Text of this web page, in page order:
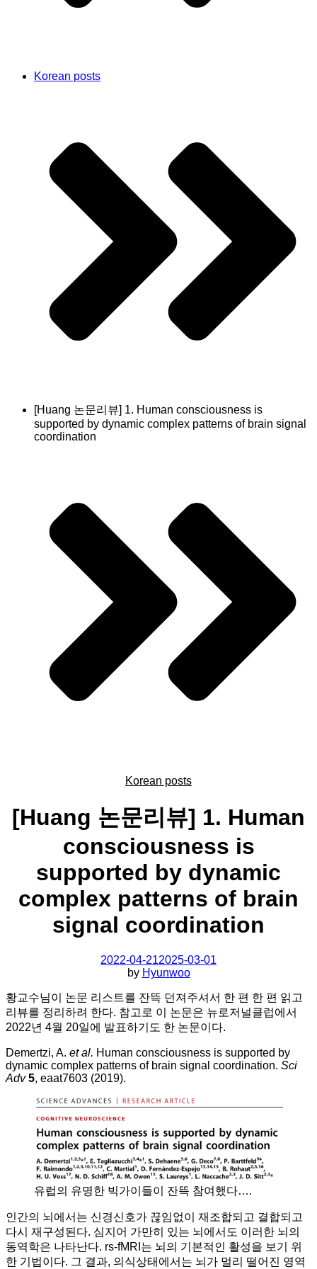
Korean posts
[Huang 논문리뷰] 1. Human consciousness is
supported by dynamic complex patterns of brain signal
coordination
Korean posts
[Huang 논문리뷰] 1. Human
consciousness is
supported by dynamic
complex patterns of brain
signal coordination
2022-04-212025-03-01
by Hyunwoo
황교수님이 논문 리스트를 잔뜩 던져주셔서 한 편 한 편 읽고
리뷰를 정리하려 한다. 참고로 이 논문은 뉴로저널클럽에서
2022년 4월 20일에 발표하기도 한 논문이다.
Demertzi, A. et al. Human consciousness is supported by
dynamic complex patterns of brain signal coordination. Sci
Adv 5, eaat7603 (2019).
유럽의 유명한 빅가이들이 잔뜩 참여했다….
인간의 뇌에서는 신경신호가 끊임없이 재조합되고 결합되고
다시 재구성된다. 심지어 가만히 있는 뇌에서도 이러한 뇌의
동역학은 나타난다. rs-fMRI는 뇌의 기본적인 활성을 보기 위
한 기법이다. 그 결과, 의식상태에서는 뇌가 멀리 떨어진 영역